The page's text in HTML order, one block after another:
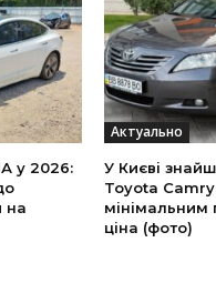
у 2026:
на
Актуально
У Києві
Toyota Camry
мінімальним
ціна (фото)